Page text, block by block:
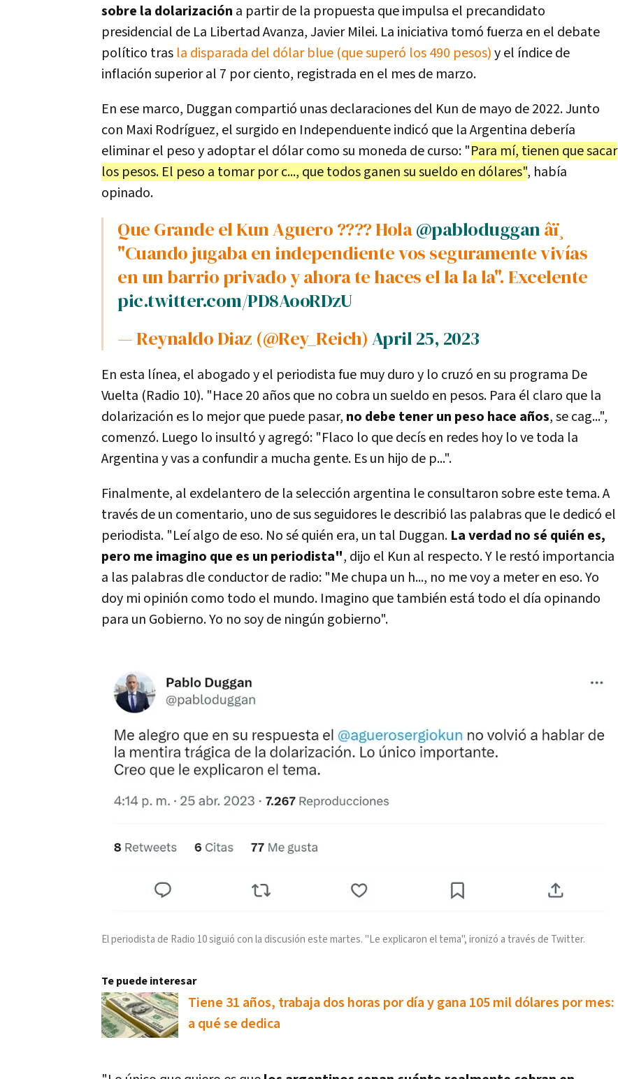
sobre la dolarización a partir de la propuesta que impulsa el precandidato
presidencial de La Libertad Avanza, Javier Milei. La iniciativa tomó fuerza en el debate
político tras la disparada del dólar blue (que superó los 490 pesos)y el índice de
inflación superior al 7 por ciento, registrada en el mes de marzo.
En ese marco, Duggan compartió unas declaraciones del Kun de mayo de 2022. Junto
con Maxi Rodríguez, el surgido en Independuente indicó que la Argentina debería
eliminar el peso y adoptar el dólar como su moneda de curso: "Para mí, tienen que sacar
los pesos. El peso a tomar por c..., que todos ganen su sueldo en dólares", había
opinado.
Que Grande el Kun Aguero ???? Hola@pablodugganâï¸
"Cuando jugaba en independiente vos seguramente vivías
en un barrio privado y ahora te haces el la la la". Excelente
pic.twitter.com/PD8AooRDzU
— Reynaldo Diaz (@Rey_Reich)April 25, 2023
En esta línea, el abogado y el periodista fue muy duro y lo cruzó en su programa De
Vuelta (Radio 10). "Hace 20 años que no cobra un sueldo en pesos. Para él claro que la
dolarización es lo mejor que puede pasar, no debe tener un peso hace años, se cag...",
comenzó. Luego lo insultó y agregó: "Flaco lo que decís en redes hoy lo ve toda la
Argentina y vas a confundir a mucha gente. Es un hijo de p...".
Finalmente, al exdelantero de la selección argentina le consultaron sobre este tema. A
través de un comentario, uno de sus seguidores le describió las palabras que le dedicó el
periodista. "Leí algo de eso. No sé quién era, un tal Duggan. La verdad no sé quién es,
pero me imagino que es un periodista", dijo el Kun al respecto. Y le restó importancia
a las palabras dle conductor de radio: "Me chupa un h..., no me voy a meter en eso. Yo
doy mi opinión como todo el mundo. Imagino que también está todo el día opinando
para un Gobierno. Yo no soy de ningún gobierno".
El periodista de Radio 10 siguió con la discusión este martes. "Le explicaron el tema", ironizó a través de Twitter.
Te puede interesar
Tiene 31 años, trabaja dos horas por día y gana 105 mil dólares por mes:
a qué se dedica